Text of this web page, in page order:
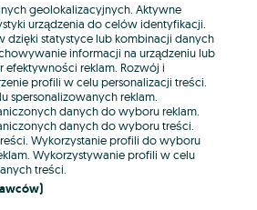
geolokalizacyjnych. Aktywne
urządzenia do celów identyfikacji.
dzięki statystyce lub kombinacji danych
informacji na urządzeniu lub
efektywności reklam. Rozwój i
profili w celu personalizacji treści.
spersonalizowanych reklam.
danych do wyboru reklam.
danych do wyboru treści.
Wykorzystanie profili do wyboru
Wykorzystywanie profili w celu
treści.